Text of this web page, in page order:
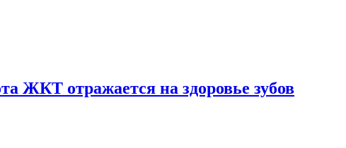
ЖКТ отражается на здоровье зубов